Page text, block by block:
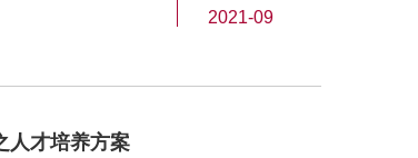
2021-09
人才培养方案